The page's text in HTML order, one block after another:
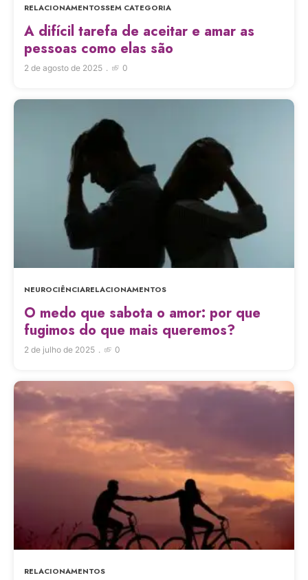
RELACIONAMENTOSSEM CATEGORIA
A difícil tarefa de aceitar e amar as
pessoas como elas são
2 de agosto de 2025 0
NEUROCIÊNCIARELACIONAMENTOS
O medo que sabota o amor: por que
fugimos do que mais queremos?
2 de julho de 2025 0
RELACIONAMENTOS